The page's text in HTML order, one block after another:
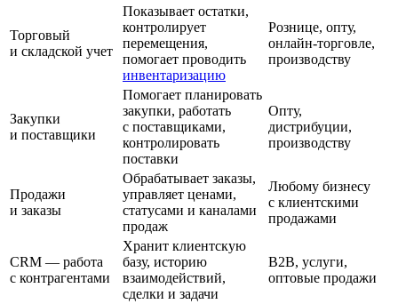
Торговый
и складской учет
Показывает остатки,
контролирует
перемещения,
помогает проводить
инвентаризацию
Рознице, опту,
онлайн-торговле,
производству
Закупки
и поставщики
Помогает планировать
закупки, работать
с поставщиками,
контролировать
поставки
Опту,
дистрибуции,
производству
Продажи
и заказы
Обрабатывает заказы,
управляет ценами,
статусами и каналами
продаж
Любому бизнесу
с клиентскими
продажами
CRM — работа
с контрагентами
Хранит клиентскую
базу, историю
взаимодействий,
сделки и задачи
B2B, услуги,
оптовые продажи